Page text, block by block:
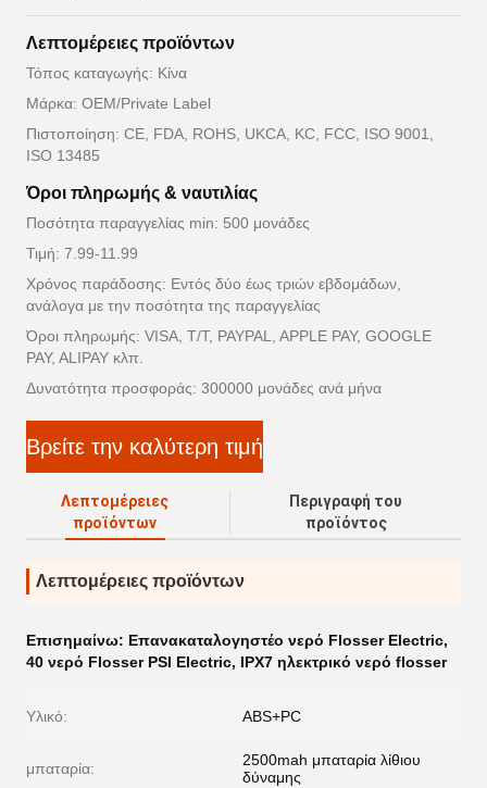
Λεπτομέρειες προϊόντων
Τόπος καταγωγής: Κίνα
Μάρκα: OEM/Private Label
Πιστοποίηση: CE, FDA, ROHS, UKCA, KC, FCC, ISO 9001,
ISO 13485
Όροι πληρωμής & ναυτιλίας
Ποσότητα παραγγελίας min: 500 μονάδες
Τιμή: 7.99-11.99
Χρόνος παράδοσης: Εντός δύο έως τριών εβδομάδων,
ανάλογα με την ποσότητα της παραγγελίας
Όροι πληρωμής: VISA, T/T, PAYPAL, APPLE PAY, GOOGLE
PAY, ALIPAY κλπ.
Δυνατότητα προσφοράς: 300000 μονάδες ανά μήνα
Βρείτε την καλύτερη τιμή
Λεπτομέρειες
προϊόντων
Περιγραφή του
προϊόντος
Λεπτομέρειες προϊόντων
Επισημαίνω: Επανακαταλογηστέο νερό Flosser Electric,
40 νερό Flosser PSI Electric, IPX7 ηλεκτρικό νερό flosser
Υλικό: ABS+PC
μπαταρία:
2500mah μπαταρία λίθιου
δύναμης